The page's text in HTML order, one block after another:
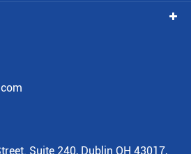
Suite 240, Dublin OH 43017,